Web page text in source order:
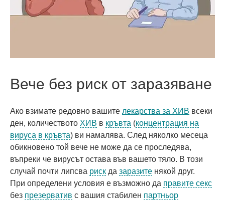
Вече без риск от заразяване
Ако взимате редовно вашите лекарства за ХИВ всеки
ден, количеството ХИВ в кръвта (концентрация на
вируса в кръвта) ви намалява. След няколко месеца
обикновено той вече не може да се проследява,
въпреки че вирусът остава във вашето тяло. В този
случай почти липсва риск да заразите някой друг.
При определени условия е възможно да правите секс
без презерватив с вашия стабилен партньор